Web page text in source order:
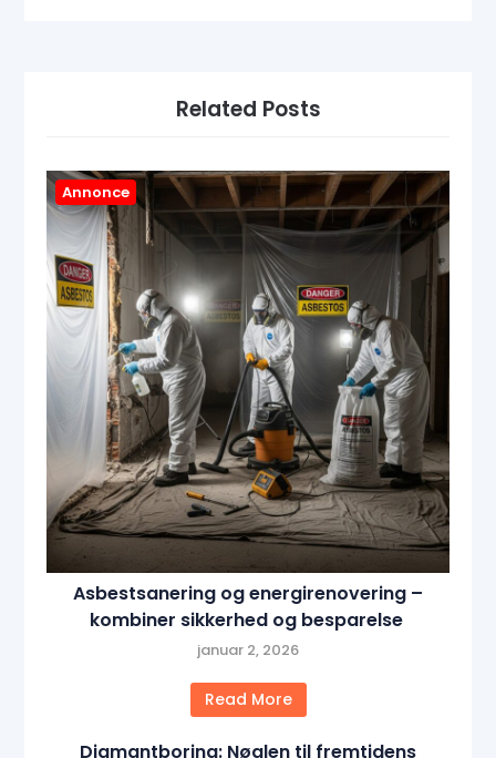
Related Posts
Annonce
Asbestsanering og energirenovering –
kombiner sikkerhed og besparelse
januar 2, 2026
Read More
Diamantboring: Nøglen til fremtidens